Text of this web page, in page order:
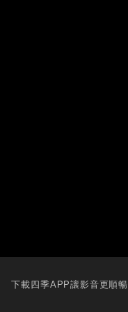
下載四季APP讓影音更順暢